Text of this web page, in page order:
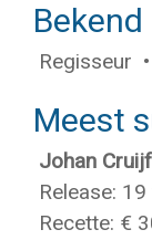
Bekend
Regisseur
Meest
Johan
Release:
Recette: €